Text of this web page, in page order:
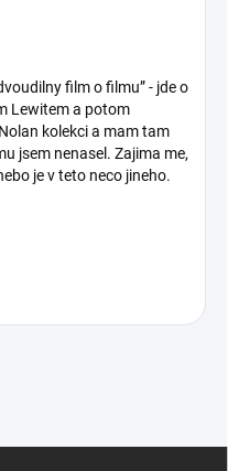
film o filmu” - jde o
Lewitem a potom
kolekci a mam tam
jsem nenasel. Zajima me,
je v teto neco jineho.